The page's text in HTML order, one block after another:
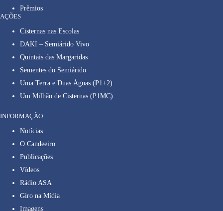
Prêmios
AÇÕES
Cisternas nas Escolas
DAKI – Semiárido Vivo
Quintais das Margaridas
Sementes do Semiárido
Uma Terra e Duas Águas (P1+2)
Um Milhão de Cisternas (P1MC)
INFORMAÇÃO
Notícias
O Candeeiro
Publicações
Vídeos
Rádio ASA
Giro na Mídia
Imagens